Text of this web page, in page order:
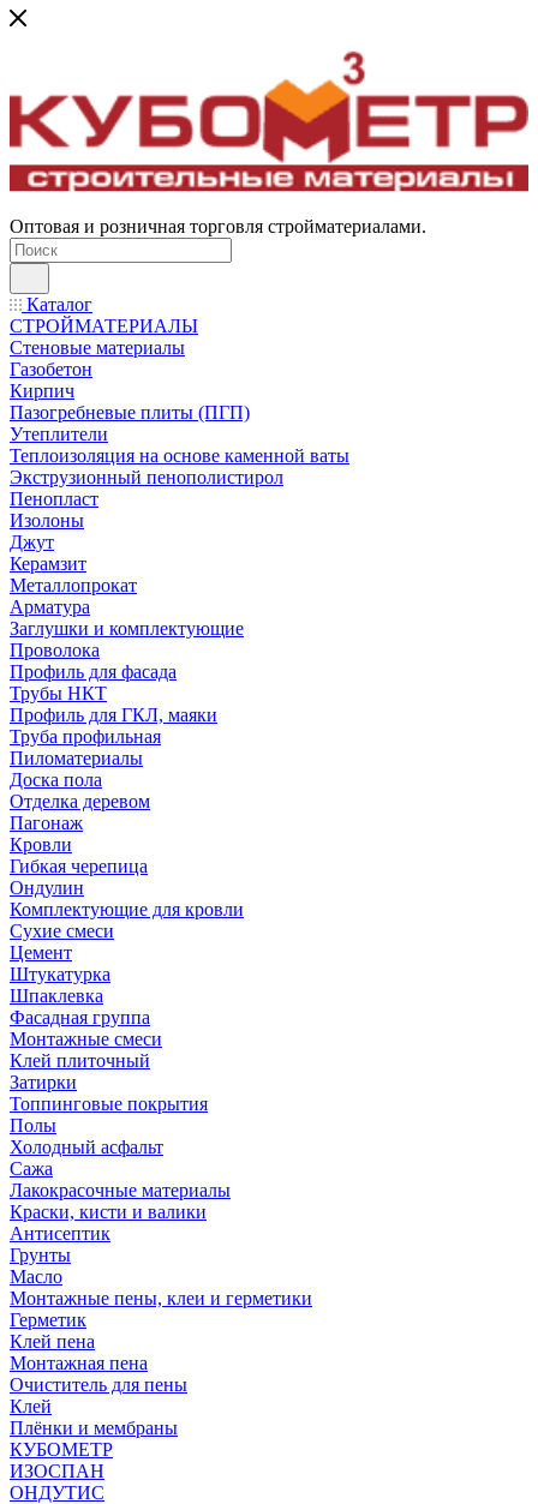
Оптовая и розничная торговля стройматериалами.
Каталог
СТРОЙМАТЕРИАЛЫ
Стеновые материалы
Газобетон
Кирпич
Пазогребневые плиты (ПГП)
Утеплители
Теплоизоляция на основе каменной ваты
Экструзионный пенополистирол
Пенопласт
Изолоны
Джут
Керамзит
Металлопрокат
Арматура
Заглушки и комплектующие
Проволока
Профиль для фасада
Трубы НКТ
Профиль для ГКЛ, маяки
Труба профильная
Пиломатериалы
Доска пола
Отделка деревом
Пагонаж
Кровли
Гибкая черепица
Ондулин
Комплектующие для кровли
Сухие смеси
Цемент
Штукатурка
Шпаклевка
Фасадная группа
Монтажные смеси
Клей плиточный
Затирки
Топпинговые покрытия
Полы
Холодный асфальт
Сажа
Лакокрасочные материалы
Краски, кисти и валики
Антисептик
Грунты
Масло
Монтажные пены, клеи и герметики
Герметик
Клей пена
Монтажная пена
Очиститель для пены
Клей
Плёнки и мембраны
КУБОМЕТР
ИЗОСПАН
ОНДУТИС